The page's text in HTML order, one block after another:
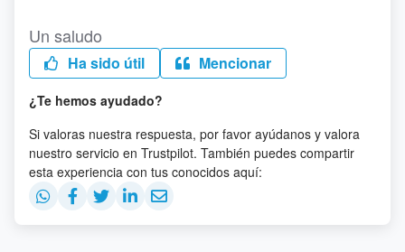
Un saludo
Ha sido útil Mencionar
¿Te hemos ayudado?
Si valoras nuestra respuesta, por favor ayúdanos y valora
nuestro servicio en Trustpilot. También puedes compartir
esta experiencia con tus conocidos aquí: